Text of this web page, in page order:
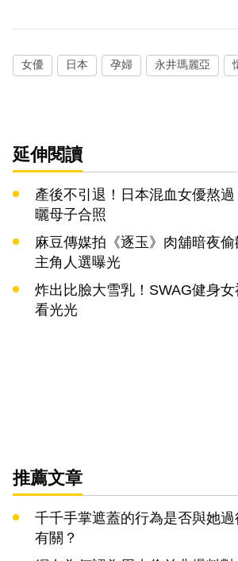
女優 日本 孕婦 永井瑪麗亞
延伸閱讀
產後不引退！日本混血女優熬過
曬母子合照
麻豆傳媒拍《逐玉》肉舖暗夜
主角人選曝光
炸出比臉大雪乳！SWAG健身女
看光光
推薦文章
千千手掌遮蓋的行為是否與她
有關？